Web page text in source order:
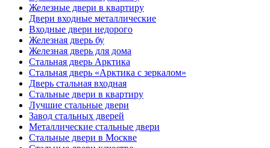
Железные двери в квартиру
Двери входные металлические
Входные двери недорого
Железная дверь бу
Железная дверь для дома
Стальная дверь Арктика
Стальная дверь «Арктика с зеркалом»
Дверь стальная входная
Стальные двери в квартиру
Лучшие стальные двери
Завод стальных дверей
Металлические стальные двери
Стальные двери в Москве